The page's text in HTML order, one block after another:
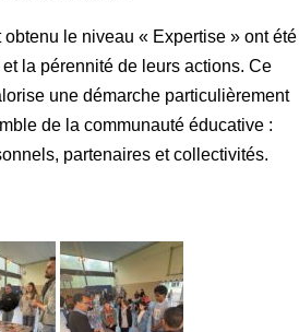
le niveau « Expertise » ont été
la pérennité de leurs actions. Ce
une démarche particulièrement
de la communauté éducative :
partenaires et collectivités.